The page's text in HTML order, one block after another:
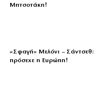
Μητσοτάκη!
«Σφαγή» Μελόνι –
πρόσεχε η Ευρώπη!